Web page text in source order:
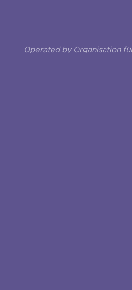
Operated by Organisation